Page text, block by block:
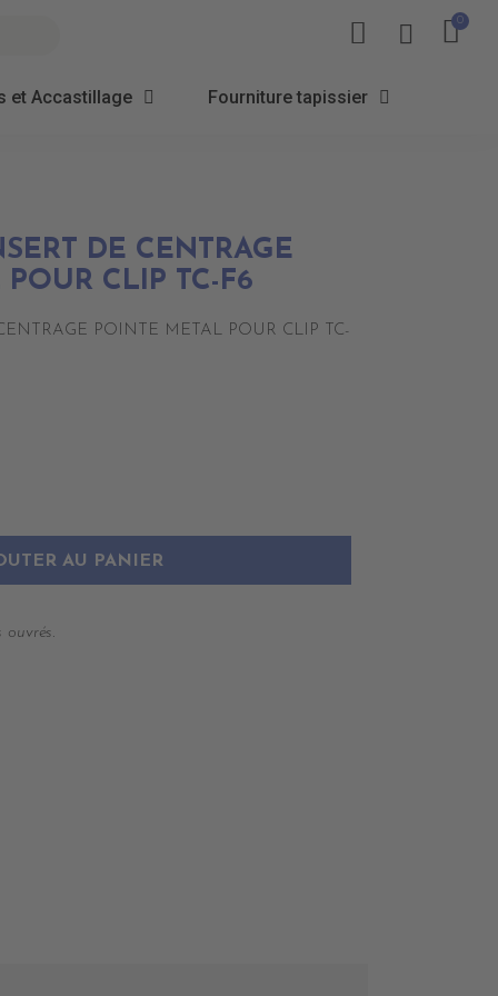
et Accastillage Fourniture tapissier
DE CENTRAGE
CLIP TC-F6
POINTE METAL POUR CLIP TC-
AU PANIER